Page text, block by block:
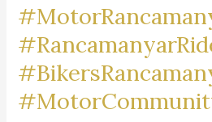
iur
N.
Supriatna., S.H., M.Hum.
–